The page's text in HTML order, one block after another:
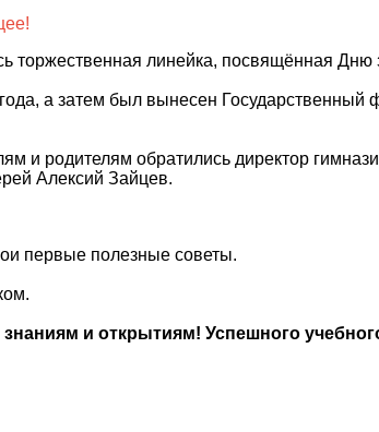
торжественная линейка, посвящённая Дню
а затем был вынесен Государственный
и родителям обратились директор
Алексий Зайцев.
первые полезные советы.
и открытиям! Успешного